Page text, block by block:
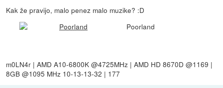
Kak že pravijo, malo penez malo muzike? :D
Poorland
m0LN4r | AMD A10-6800K @4725MHz | AMD HD 8670D @1169 |
8GB @1095 MHz 10-13-13-32 | 177